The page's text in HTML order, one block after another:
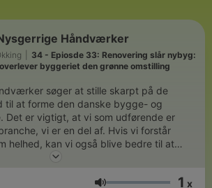
Håndværker
34 - Epiosde 33: Renovering slår nybyg:
byggeriet den grønne omstilling
søger at stille skarpt på de
til at forme den danske bygge- og
Det er vigtigt, at vi som udførende er
vi er en del af. Hvis vi forstår
helhed, kan vi også blive bedre til at
”Der er ingen, der bygger huse alene!”.
1 x